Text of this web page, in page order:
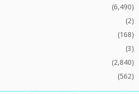
(6,490)
(2)
(168)
(3)
(2,840)
(562)